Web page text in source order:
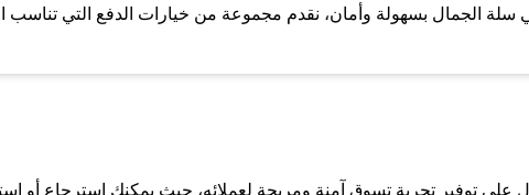
سلة الجمال بسهولة وأمان، نقدم مجموعة من خيارات الدفع التي تناسب